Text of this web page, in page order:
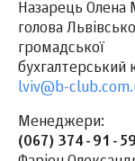
Назарець Олена
голова
громадської
бухгалтерський
lviv@b-
Менеджери:
(067) 374-91-